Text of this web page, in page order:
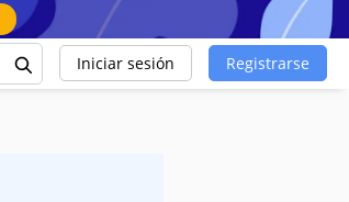
Iniciar sesión Registrarse